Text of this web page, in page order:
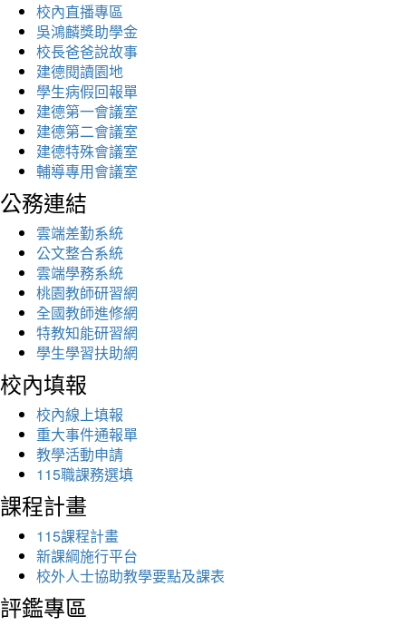
校內直播專區
吳鴻麟獎助學金
校長爸爸說故事
建德閱讀園地
學生病假回報單
建德第一會議室
建德第二會議室
建德特殊會議室
輔導專用會議室
公務連結
雲端差勤系統
公文整合系統
雲端學務系統
桃園教師研習網
全國教師進修網
特教知能研習網
學生學習扶助網
校內填報
校內線上填報
重大事件通報單
教學活動申請
115職課務選填
課程計畫
115課程計畫
新課綱施行平台
校外人士協助教學要點及課表
評鑑專區